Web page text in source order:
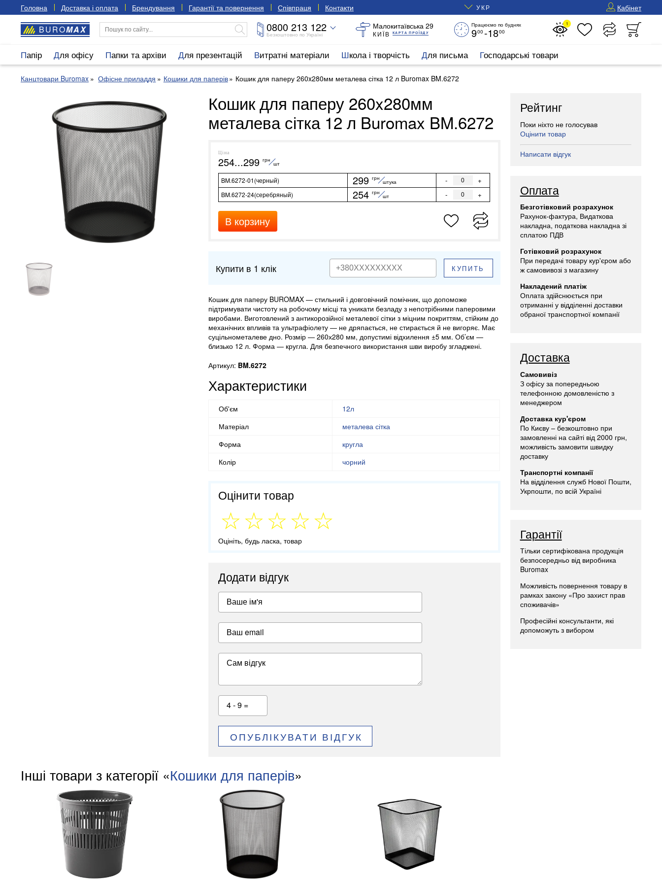
Головна Доставка і оплата Брендування Гарантії та повернення Співпраця Контакти УКР Кабінет
BUROMAX 0800 213 122
Безкоштовно по Україні
Малокитаївська 29
КИЇВ КАРТА ПРОЇЗДУ
Працюємо по буднях
900 -1800
1
Папір Для офісу Папки та архіви Для презентацій Витратні матеріали Школа і творчість Для письма Господарські товари
Канцтовари Buromax Офісне приладдя Кошики для паперів Кошик для паперу 260x280мм металева сітка 12 л Buromax BM.6272
Кошик для паперу 260x280мм
металева сітка 12 л Buromax BM.6272
Ціна
254...299 грн
шт
BM.6272-01(черный) 299 грн
штука - +
BM.6272-24(серебряный) 254 грн
шт - +
В корзину
Купити в 1 клік КУПИТЬ
Кошик для паперу BUROMAX — стильний і довговічний помічник, що допоможе
підтримувати чистоту на робочому місці та уникати безладу з непотрібними паперовими
виробами. Виготовлений з антикорозійної металевої сітки з міцним покриттям, стійким до
механічних впливів та ультрафіолету — не дряпається, не стирається й не вигоряє. Має
суцільнометалеве дно. Розмір — 260х280 мм, допустимі відхилення ±5 мм. Об’єм —
близько 12 л. Форма — кругла. Для безпечного використання шви виробу згладжені.
Артикул: BM.6272
Характеристики
Об'єм
12л
Матеріал
металева сітка
Форма
кругла
Колір
чорний
Оцінити товар
Оцініть, будь ласка, товар
Додати відгук
Ваше ім'я
Ваш email
Сам відгук
4 - 9 =
ОПУБЛІКУВАТИ ВІДГУК
Рейтинг
Поки ніхто не голосував
Оцінити товар
Написати відгук
Оплата
Безготівковий розрахунок
Рахунок-фактура, Видаткова
накладна, податкова накладна зі
сплатою ПДВ
Готівковий розрахунок
При передачі товару кур'єром або
ж самовивозі з магазину
Накладений платіж
Оплата здійснюється при
отриманні у відділенні доставки
обраної транспортної компанії
Доставка
Самовивіз
З офісу за попередньою
телефонною домовленістю з
менеджером
Доставка кур'єром
По Києву – безкоштовно при
замовленні на сайті від 2000 грн,
можливість замовити швидку
доставку
Транспортні компанії
На відділення служб Нової Пошти,
Укрпошти, по всій Україні
Гарантії
Тільки сертифікована продукція
безпосередньо від виробника
Buromax
Можливість повернення товару в
рамках закону «Про захист прав
споживачів»
Професійні консультанти, які
допоможуть з вибором
Інші товари з категорії «Кошики для паперів»